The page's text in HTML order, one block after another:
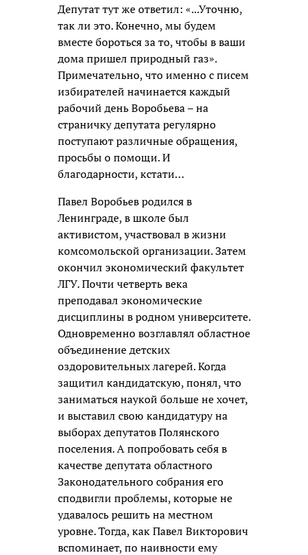
Депутат тут же ответил: «...Уточню,
так ли это. Конечно, мы будем
вместе бороться за то, чтобы в ваши
дома пришел природный газ».
Примечательно, что именно с писем
избирателей начинается каждый
рабочий день Воробьева – на
страничку депутата регулярно
поступают различные обращения,
просьбы о помощи. И
благодарности, кстати…
Павел Воробьев родился в
Ленинграде, в школе был
активистом, участвовал в жизни
комсомольской организации. Затем
окончил экономический факультет
ЛГУ. Почти четверть века
преподавал экономические
дисциплины в родном университете.
Одновременно возглавлял областное
объединение детских
оздоровительных лагерей. Когда
защитил кандидатскую, понял, что
заниматься наукой больше не хочет,
и выставил свою кандидатуру на
выборах депутатов Полянского
поселения. А попробовать себя в
качестве депутата областного
Законодательного собрания его
сподвигли проблемы, которые не
удавалось решить на местном
уровне. Тогда, как Павел Викторович
вспоминает, по наивности ему